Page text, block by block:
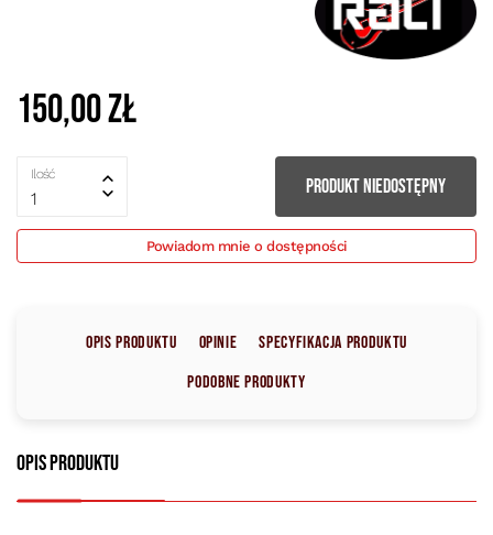
150,00 zł
Ilość
1
PRODUKT NIEDOSTĘPNY
Powiadom mnie o dostępności
Opis produktu Opinie
Specyfikacja produktu
Podobne produkty
Opis produktu